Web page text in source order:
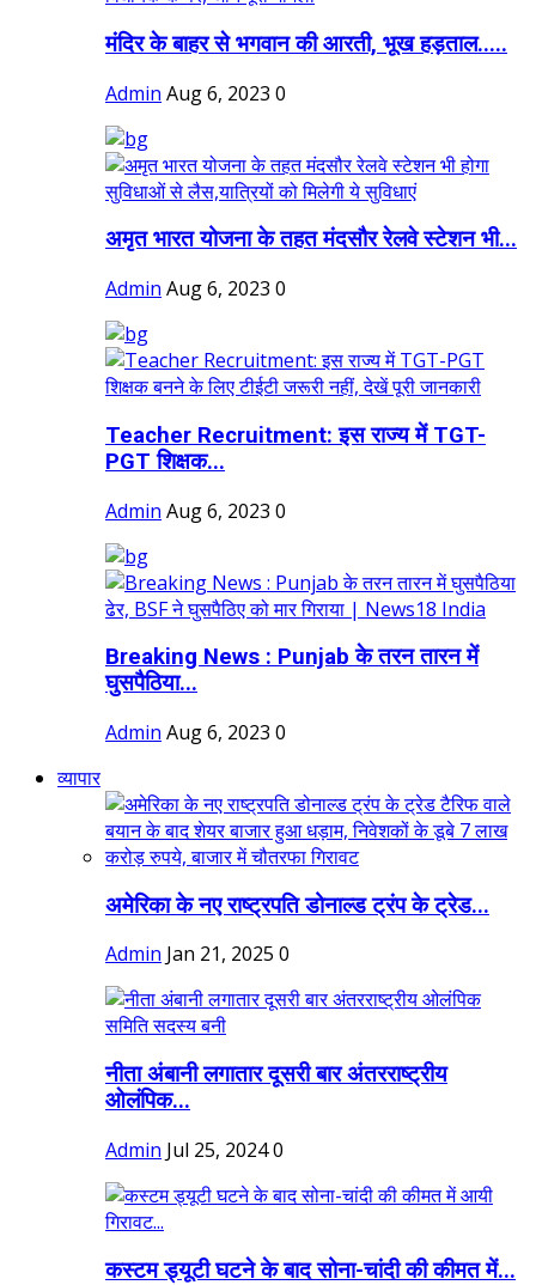
मंदिर के बाहर से भगवान की आरती, भूख हड़ताल.....
Admin Aug 6, 2023 0
अमृत भारत योजना के तहत मंदसौर रेलवे स्टेशन भी...
Admin Aug 6, 2023 0
Teacher Recruitment: इस राज्य में TGT-
PGT शिक्षक...
Admin Aug 6, 2023 0
Breaking News : Punjab के तरन तारन में
घुसपैठिया...
Admin Aug 6, 2023 0
व्यापार
अमेरिका के नए राष्ट्रपति डोनाल्ड ट्रंप के ट्रेड...
Admin Jan 21, 2025 0
नीता अंबानी लगातार दूसरी बार अंतरराष्ट्रीय
ओलंपिक...
Admin Jul 25, 20240
कस्टम ड्यूटी घटने के बाद सोना-चांदी की कीमत में...